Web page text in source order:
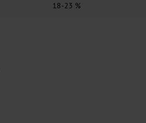
18-23 %